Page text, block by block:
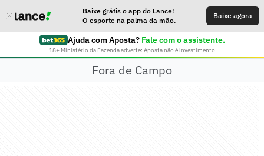
Baixe grátis o app do Lance!
O esporte na palma da mão.
Baixe agora
Ajuda com Aposta? Fale com o assistente.
18+ Ministério da Fazenda adverte: Aposta não é investimento
Fora de Campo